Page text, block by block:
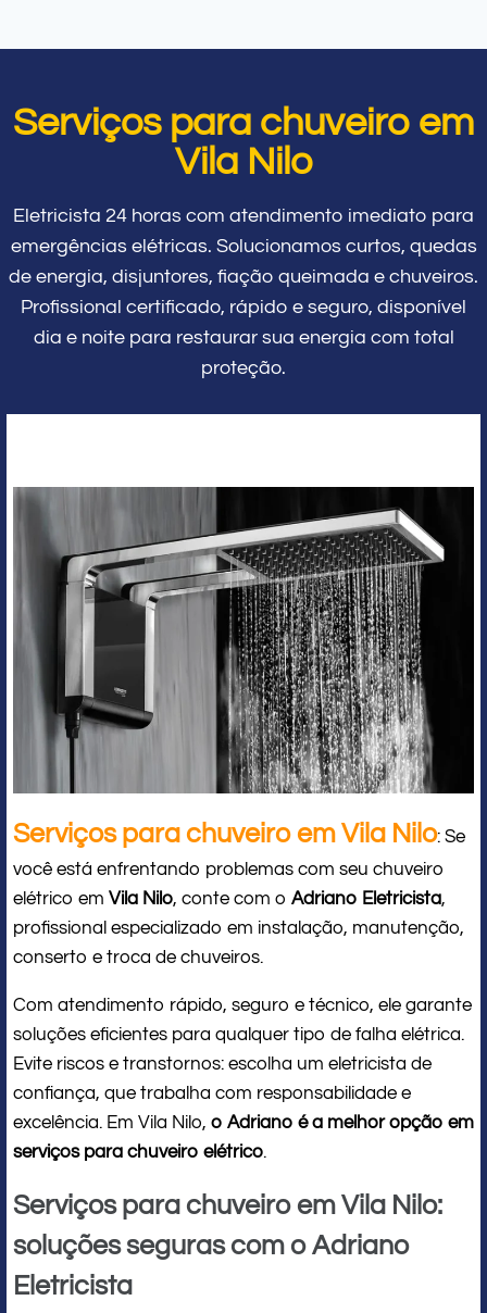
Serviços para chuveiro em
Vila Nilo
Eletricista 24 horas com atendimento imediato para
emergências elétricas. Solucionamos curtos, quedas
de energia, disjuntores, fiação queimada e chuveiros.
Profissional certificado, rápido e seguro, disponível
dia e noite para restaurar sua energia com total
proteção.
Serviços para chuveiro em Vila Nilo: Se
você está enfrentando problemas com seu chuveiro
elétrico em Vila Nilo, conte com o Adriano Eletricista,
profissional especializado em instalação, manutenção,
conserto e troca de chuveiros.
Com atendimento rápido, seguro e técnico, ele garante
soluções eficientes para qualquer tipo de falha elétrica.
Evite riscos e transtornos: escolha um eletricista de
confiança, que trabalha com responsabilidade e
excelência. Em Vila Nilo, o Adriano é a melhor opção em
serviços para chuveiro elétrico.
Serviços para chuveiro em Vila Nilo:
soluções seguras com o Adriano
Eletricista